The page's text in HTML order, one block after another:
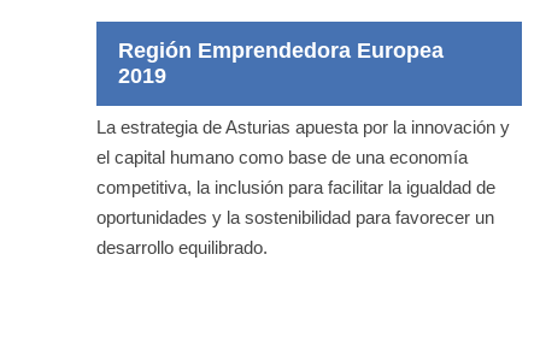
Región Emprendedora Europea
2019
La estrategia de Asturias apuesta por la innovación y
el capital humano como base de una economía
competitiva, la inclusión para facilitar la igualdad de
oportunidades y la sostenibilidad para favorecer un
desarrollo equilibrado.